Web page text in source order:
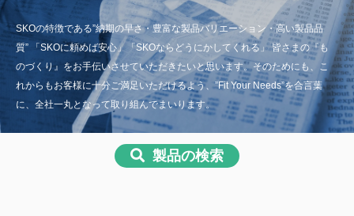
あ）株式会社アルマックス い）株式会社イノベックス
い）泉株式会社 い）有限会社石川テント
う）宇部エクシモ株式会社
う）株式会社ウッドプラスチック
テクノロジー
え）株式会社エビス え）SKO株式会社
え）株式会社NBCメッシュテッ
お）岡田装飾金物株式会社
SKOの特徴である”納期の早さ・豊富な製品バリエーション・高い製品品
質” 「SKOに頼めば安心」「SKOならどうにかしてくれる」 皆さまの『も
のづくり』をお手伝いさせていただきたいと思います。そのためにも、こ
れからもお客様に十分ご満足いただけるよう、”Fit Your Needs”を合言葉
に、全社一丸となって取り組んでまいります。
製品の検索